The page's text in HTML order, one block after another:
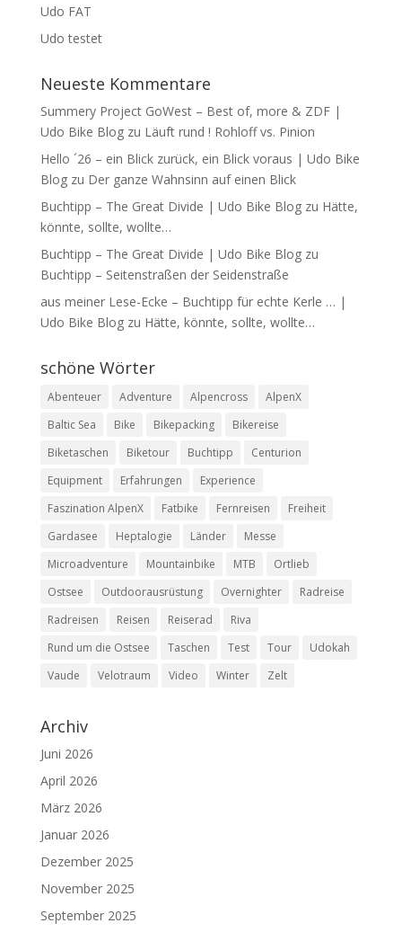
Udo FAT
Udo testet
Neueste Kommentare
Summery Project GoWest – Best of, more & ZDF |
Udo Bike Blogzu Läuft rund ! Rohloff vs. Pinion
Hello ´26 – ein Blick zurück, ein Blick voraus | Udo Bike
Blogzu Der ganze Wahnsinn auf einen Blick
Buchtipp – The Great Divide | Udo Bike Blogzu Hätte,
könnte, sollte, wollte…
Buchtipp – The Great Divide | Udo Bike Blogzu
Buchtipp – Seitenstraßen der Seidenstraße
aus meiner Lese-Ecke – Buchtipp für echte Kerle … |
Udo Bike Blogzu Hätte, könnte, sollte, wollte…
schöne Wörter
Abenteuer Adventure Alpencross
AlpenX
Baltic Sea
Bike Bikepacking
Bikereise
Biketaschen
Biketour Buchtipp
Centurion
Equipment
Erfahrungen
Experience
Faszination AlpenX
Fatbike Fernreisen
Freiheit
Gardasee
Heptalogie Länder
Messe
Microadventure
Mountainbike MTB
Ortlieb
Ostsee
Outdoorausrüstung Overnighter
Radreise
Radreisen
Reisen Reiserad
Riva
Rund um die Ostsee
Taschen Test Tour
Udokah
Vaude
Velotraum Video Winter Zelt
Archiv
Juni 2026
April 2026
März 2026
Januar 2026
Dezember 2025
November 2025
September 2025